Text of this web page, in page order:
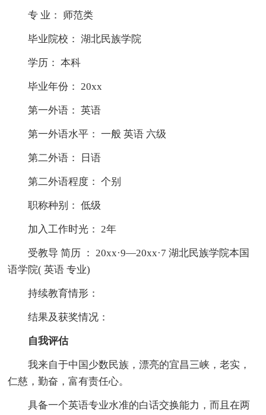
专 业： 师范类
毕业院校： 湖北民族学院
学历： 本科
毕业年份： 20xx
第一外语： 英语
第一外语水平： 一般 英语 六级
第二外语： 日语
第二外语程度： 个别
职称种别： 低级
加入工作时光： 2年
受教导 简历 ： 20xx·9—20xx·7 湖北民族学院本国
语学院( 英语 专业)
持续教育情形：
结果及获奖情况：
自我评估
我来自于中国少数民族，漂亮的宜昌三峡，老实，
仁慈，勤奋，富有责任心。
具备一个英语专业水准的白话交换能力，而且在两